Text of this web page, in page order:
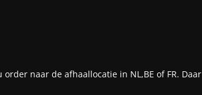
naar de afhaallocatie in NL,BE of FR. Daar